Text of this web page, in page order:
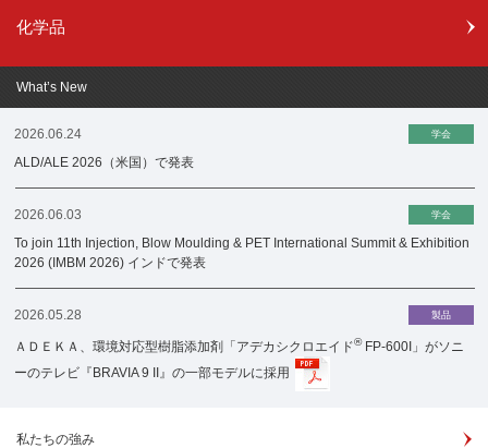
化学品
What’s New
2026.06.24 学会
ALD/ALE 2026（米国）で発表
2026.06.03 学会
To join 11th Injection, Blow Moulding & PET International Summit & Exhibition
2026 (IMBM 2026) インドで発表
2026.05.28 製品
ＡＤＥＫＡ、環境対応型樹脂添加剤「アデカシクロエイド®FP-600I」がソニ
ーのテレビ『BRAVIA 9 II』の一部モデルに採用
私たちの強み